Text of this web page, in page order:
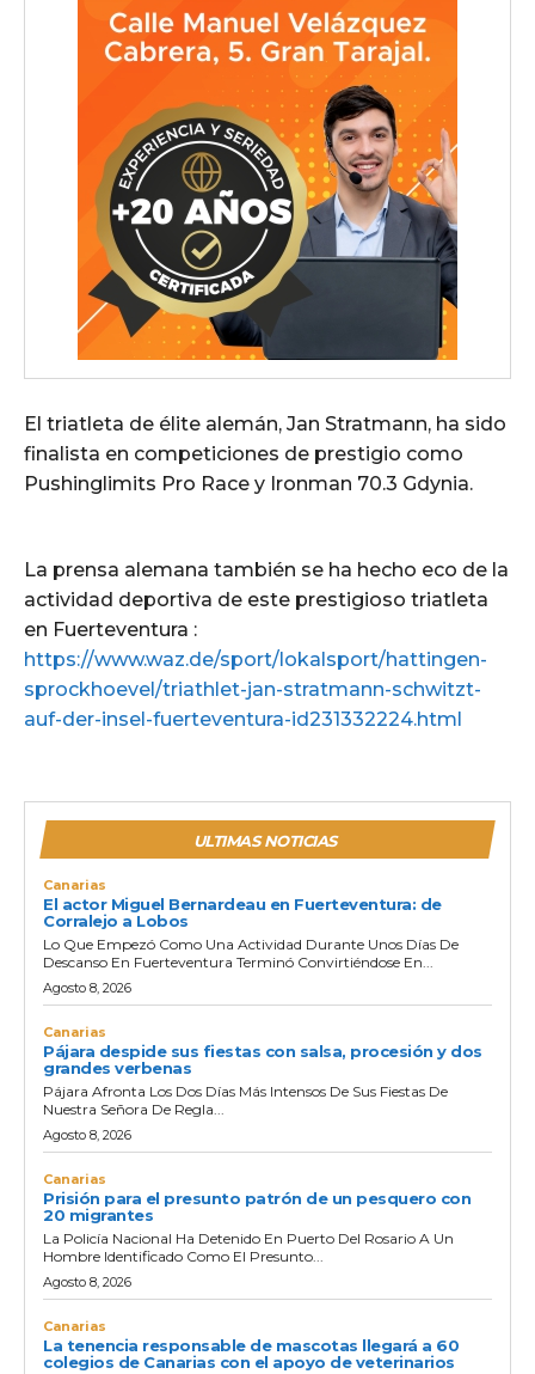
El triatleta de élite alemán, Jan Stratmann, ha sido
finalista en competiciones de prestigio como
Pushinglimits Pro Race y Ironman 70.3 Gdynia.
La prensa alemana también se ha hecho eco de la
actividad deportiva de este prestigioso triatleta
en Fuerteventura :
https://www.waz.de/sport/lokalsport/hattingen-
sprockhoevel/triathlet-jan-stratmann-schwitzt-
auf-der-insel-fuerteventura-id231332224.html
ULTIMAS NOTICIAS
Canarias
El actor Miguel Bernardeau en Fuerteventura: de
Corralejo a Lobos
Lo Que Empezó Como Una Actividad Durante Unos Días De
Descanso En Fuerteventura Terminó Convirtiéndose En...
Agosto 8, 2026
Canarias
Pájara despide sus fiestas con salsa, procesión y dos
grandes verbenas
Pájara Afronta Los Dos Días Más Intensos De Sus Fiestas De
Nuestra Señora De Regla...
Agosto 8, 2026
Canarias
Prisión para el presunto patrón de un pesquero con
20 migrantes
La Policía Nacional Ha Detenido En Puerto Del Rosario A Un
Hombre Identificado Como El Presunto...
Agosto 8, 2026
Canarias
La tenencia responsable de mascotas llegará a 60
colegios de Canarias con el apoyo de veterinarios